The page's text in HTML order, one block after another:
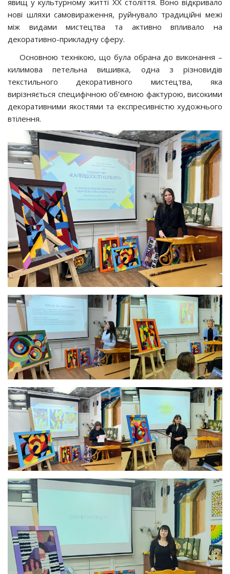
нові шляхи самовираження, руйнувало традиційні межі
між видами мистецтва та активно впливало на
декоративно-прикладну сферу.
Основною технікою, що була обрана до виконання –
килимова петельна вишивка, одна з різновидів
текстильного декоративного мистецтва, яка
вирізняється специфічною об’ємною фактурою, високими
декоративними якостями та експресивністю художнього
втілення.